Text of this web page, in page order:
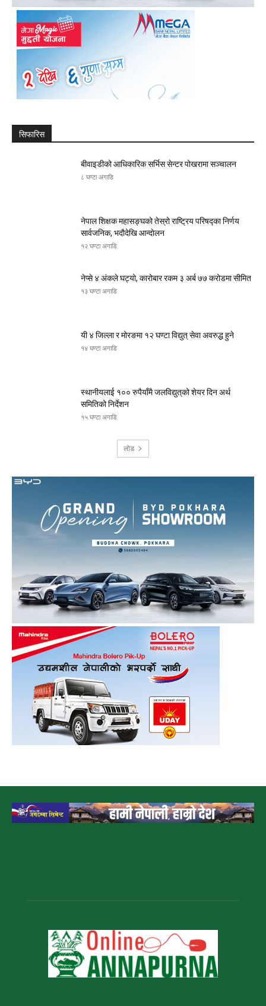
सिफारिस
बीवाइडीको आधिकारिक सर्भिस सेन्टर पोखरामा सञ्चालन
८ घण्टा अगाडि
नेपाल शिक्षक महासङ्घको तेस्रो राष्ट्रिय परिषद्का निर्णय
सार्वजनिक, भदाैदेखि आन्दाेलन
१२ घण्टा अगाडि
नेप्से ४ अंकले घट्यो, कारोबार रकम ३ अर्ब ७७ करोडमा सीमित
१३ घण्टा अगाडि
यी ४ जिल्ला र मोरङमा १२ घण्टा विद्युत् सेवा अवरुद्ध हुने
१४ घण्टा अगाडि
स्थानीयलाई १०० रुपैयाँमै जलविद्युत्‌को शेयर दिन अर्थ
समितिको निर्देशन
१५ घण्टा अगाडि
लोड